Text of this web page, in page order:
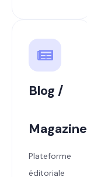
Blog /
Magazine
Plateforme
éditoriale